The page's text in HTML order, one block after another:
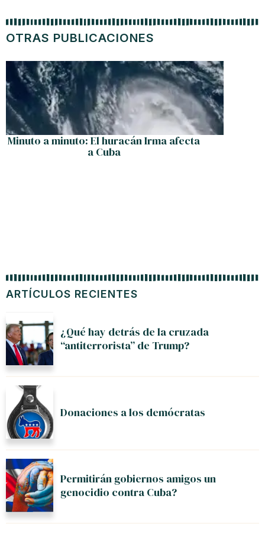
ARTÍCULOS RECIENTES
¿Qué hay detrás de la cruzada
“antiterrorista” de Trump?
Donaciones a los demócratas
Permitirán gobiernos amigos un
genocidio contra Cuba?
OTRAS PUBLICACIONES
Minuto a minuto: El huracán Irma afecta
a Cuba